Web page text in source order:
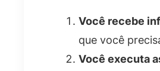
Você recebe
que você
Você executa